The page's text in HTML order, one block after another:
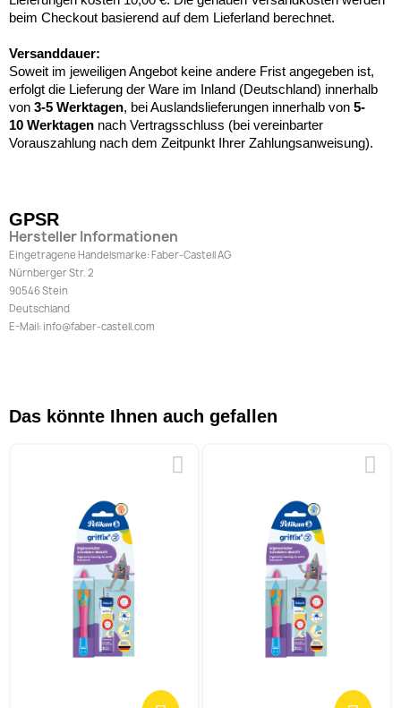
beim Checkout basierend auf dem Lieferland berechnet.
Versanddauer:
Soweit im jeweiligen Angebot keine andere Frist angegeben ist,
erfolgt die Lieferung der Ware im Inland (Deutschland) innerhalb
von 3-5 Werktagen, bei Auslandslieferungen innerhalb von 5-
10 Werktagen nach Vertragsschluss (bei vereinbarter
Vorauszahlung nach dem Zeitpunkt Ihrer Zahlungsanweisung).
GPSR
Hersteller Informationen
Eingetragene Handelsmarke: Faber-Castell AG
Nürnberger Str. 2
90546 Stein
Deutschland
E-Mail: info@faber-castell.com
Das könnte Ihnen auch gefallen